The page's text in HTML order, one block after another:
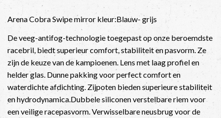
Arena Cobra Swipe mirror kleur:Blauw- grijs
De veeg-antifog-technologie toegepast op onze beroemdste
racebril, biedt superieur comfort, stabiliteit en pasvorm. Ze
zijn de keuze van de kampioenen. Lens met laag profiel en
helder glas. Dunne pakking voor perfect comfort en
waterdichte afdichting. Zijpoten bieden superieure stabiliteit
en hydrodynamica.Dubbele siliconen verstelbare riem voor
een veilige racepasvorm. Verwisselbare neusbrug voor de